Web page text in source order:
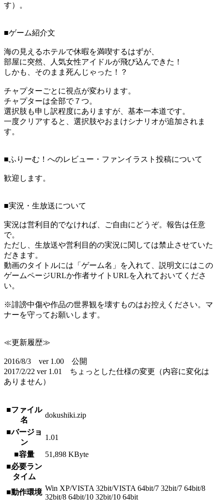
す）。
■ゲーム紹介文
海の見えるホテルで休暇を満喫するはずが、
部屋に突然、人気女性アイドルが飛び込んできた！
しかも、そのまま死んじゃった！？
チャプターごとに視点が変わります。
チャプターは全部で７つ。
選択肢も申し訳程度にありますが、基本一本道です。
一度クリアすると、選択肢やおまけシナリオが追加されま
す。
■ふりーむ！へのレビュー・ファンイラスト投稿について
歓迎します。
■実況・生放送について
実況は営利目的でなければ、ご自由にどうぞ。報告は任意
で。
ただし、生放送や営利目的の実況に関しては禁止させていた
だきます。
動画のタイトルには「ゲーム名」を入れて、説明文にはこの
ゲームページURLか作者サイトURLを入れておいてくださ
い。
※誹謗中傷や作品の世界観を壊すものはお控えください。マ
ナーを守ってお願いします。
≪更新履歴≫
2016/8/3 ver 1.00 公開
2017/2/22 ver 1.01 ちょっとした仕様の変更（内容に変化は
ありません）
■ファイル
名
dokushiki.zip
■バージョ
ン
1.01
■容量
51,898 KByte
■必要ラン
タイム
■動作環境 Win XP/VISTA 32bit/VISTA 64bit/7 32bit/7 64bit/8
32bit/8 64bit/10 32bit/10 64bit